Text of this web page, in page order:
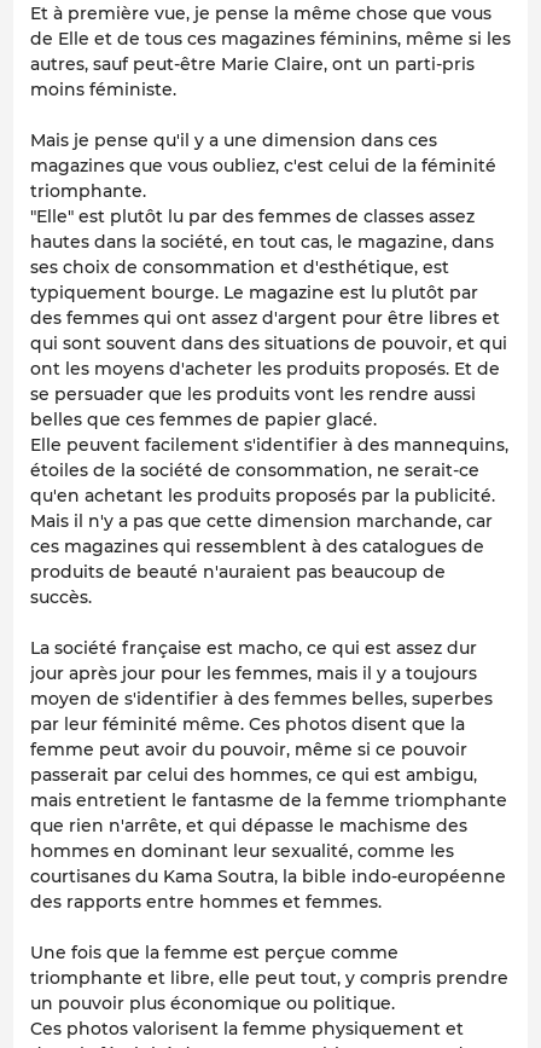
Et à première vue, je pense la même chose que vous
de Elle et de tous ces magazines féminins, même si les
autres, sauf peut-être Marie Claire, ont un parti-pris
moins féministe.
Mais je pense qu'il y a une dimension dans ces
magazines que vous oubliez, c'est celui de la féminité
triomphante.
"Elle" est plutôt lu par des femmes de classes assez
hautes dans la société, en tout cas, le magazine, dans
ses choix de consommation et d'esthétique, est
typiquement bourge. Le magazine est lu plutôt par
des femmes qui ont assez d'argent pour être libres et
qui sont souvent dans des situations de pouvoir, et qui
ont les moyens d'acheter les produits proposés. Et de
se persuader que les produits vont les rendre aussi
belles que ces femmes de papier glacé.
Elle peuvent facilement s'identifier à des mannequins,
étoiles de la société de consommation, ne serait-ce
qu'en achetant les produits proposés par la publicité.
Mais il n'y a pas que cette dimension marchande, car
ces magazines qui ressemblent à des catalogues de
produits de beauté n'auraient pas beaucoup de
succès.
La société française est macho, ce qui est assez dur
jour après jour pour les femmes, mais il y a toujours
moyen de s'identifier à des femmes belles, superbes
par leur féminité même. Ces photos disent que la
femme peut avoir du pouvoir, même si ce pouvoir
passerait par celui des hommes, ce qui est ambigu,
mais entretient le fantasme de la femme triomphante
que rien n'arrête, et qui dépasse le machisme des
hommes en dominant leur sexualité, comme les
courtisanes du Kama Soutra, la bible indo-européenne
des rapports entre hommes et femmes.
Une fois que la femme est perçue comme
triomphante et libre, elle peut tout, y compris prendre
un pouvoir plus économique ou politique.
Ces photos valorisent la femme physiquement et